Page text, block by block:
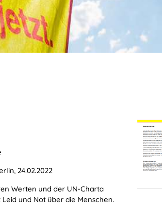
24.02.2022
Werten und der UN-Charta
und Not über die Menschen.